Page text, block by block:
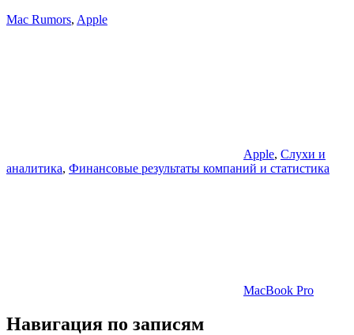
Mac Rumors, Apple
Apple, Слухи и
аналитика, Финансовые результаты компаний и статистика
MacBook Pro
Навигация по записям